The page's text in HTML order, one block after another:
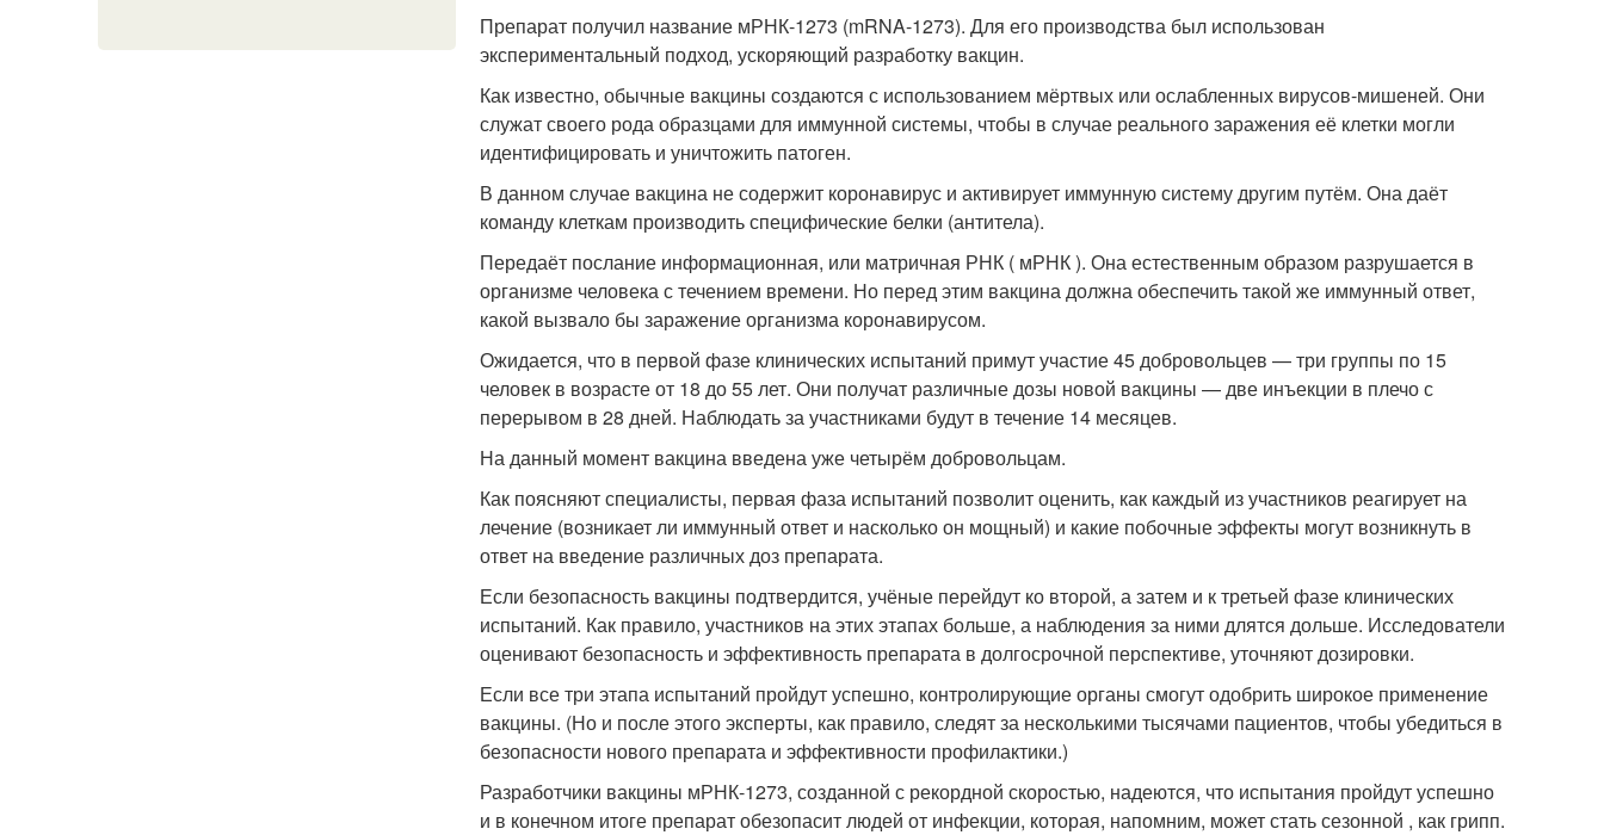
Препарат получил название мРНК-1273 (mRNA-1273). Для его производства был использован
экспериментальный подход, ускоряющий разработку вакцин.
Как известно, обычные вакцины создаются с использованием мёртвых или ослабленных вирусов-мишеней. Они
служат своего рода образцами для иммунной системы, чтобы в случае реального заражения её клетки могли
идентифицировать и уничтожить патоген.
В данном случае вакцина не содержит коронавирус и активирует иммунную систему другим путём. Она даёт
команду клеткам производить специфические белки (антитела).
Передаёт послание информационная, или матричная РНК ( мРНК ). Она естественным образом разрушается в
организме человека с течением времени. Но перед этим вакцина должна обеспечить такой же иммунный ответ,
какой вызвало бы заражение организма коронавирусом.
Ожидается, что в первой фазе клинических испытаний примут участие 45 добровольцев — три группы по 15
человек в возрасте от 18 до 55 лет. Они получат различные дозы новой вакцины — две инъекции в плечо с
перерывом в 28 дней. Наблюдать за участниками будут в течение 14 месяцев.
На данный момент вакцина введена уже четырём добровольцам.
Как поясняют специалисты, первая фаза испытаний позволит оценить, как каждый из участников реагирует на
лечение (возникает ли иммунный ответ и насколько он мощный) и какие побочные эффекты могут возникнуть в
ответ на введение различных доз препарата.
Если безопасность вакцины подтвердится, учёные перейдут ко второй, а затем и к третьей фазе клинических
испытаний. Как правило, участников на этих этапах больше, а наблюдения за ними длятся дольше. Исследователи
оценивают безопасность и эффективность препарата в долгосрочной перспективе, уточняют дозировки.
Если все три этапа испытаний пройдут успешно, контролирующие органы смогут одобрить широкое применение
вакцины. (Но и после этого эксперты, как правило, следят за несколькими тысячами пациентов, чтобы убедиться в
безопасности нового препарата и эффективности профилактики.)
Разработчики вакцины мРНК-1273, созданной с рекордной скоростью, надеются, что испытания пройдут успешно
и в конечном итоге препарат обезопасит людей от инфекции, которая, напомним, может стать сезонной , как грипп.